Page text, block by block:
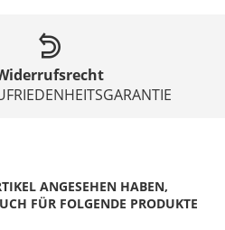
ANGESEHEN HABEN,
FÜR FOLGENDE PRODUKTE